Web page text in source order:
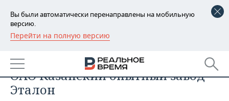
Вы были автоматически перенаправлены на мобильную
версию.
Перейти на полную версию
РЕГИОНЫ
БАШКОРТОСТАН
ТАТАРСТАН
НОВОСТИ
АНАЛИТИКА
ОАО Казанский опытный завод
Эталон